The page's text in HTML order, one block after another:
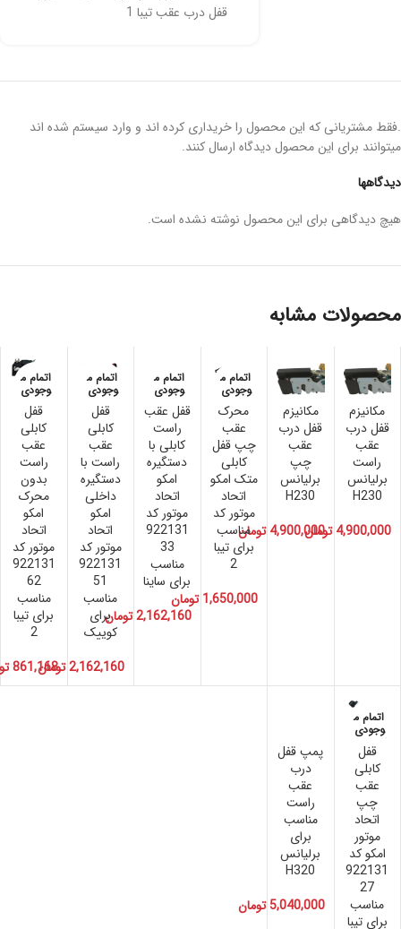
قفل درب عقب تیبا 1
دیدگاهها
هیچ دیدگاهی برای این محصول نوشته نشده است.
.فقط مشتریانی که این محصول را خریداری کرده اند و وارد سیستم شده اند
میتوانند برای این محصول دیدگاه ارسال کنند.
محصولات مشابه
مکانیزم
قفل درب
عقب
راست
برلیانس
H230
4,900,000 تومان
مکانیزم
قفل درب
عقب
چپ
برلیانس
H230
4,900,000 تومان
اتمام م
وجودی
محرک
عقب
چپ قفل
کابلی
متک امکو
اتحاد
موتور کد
مناسب
برای تیبا
2
1,650,000 تومان
اتمام م
وجودی
قفل عقب
راست
کابلی با
دستگیره
امکو
اتحاد
موتور کد
922131
33
مناسب
برای ساینا
2,162,160 تومان
اتمام م
وجودی
قفل
کابلی
عقب
راست با
دستگیره
داخلی
امکو
اتحاد
موتور کد
922131
51
مناسب
برای
کوییک
2,162,160تومان
اتمام م
وجودی
قفل
کابلی
عقب
راست
بدون
محرک
امکو
اتحاد
موتور کد
922131
62
مناسب
برای تیبا
2
861,168
اتمام م
وجودی
قفل
کابلی
عقب
چپ
اتحاد
موتور
امکو کد
922131
27
مناسب
برای تیبا
پمپ قفل
درب
عقب
راست
مناسب
برای
برلیانس
H320
5,040,000 تومان